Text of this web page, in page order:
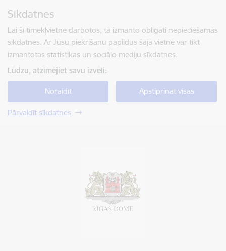
Sīkdatnes
Lai šī tīmekļvietne darbotos, tā izmanto obligāti nepieciešamās
sīkdatnes. Ar Jūsu piekrišanu papildus šajā vietnē var tikt
izmantotas statistikas un sociālo mediju sīkdatnes.
Lūdzu, atzīmējiet savu izvēli:
Noraidīt Apstiprināt visas
Pārvaldīt sīkdatnes